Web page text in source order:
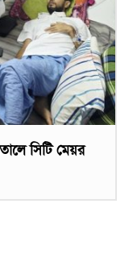
সিটি মেয়র